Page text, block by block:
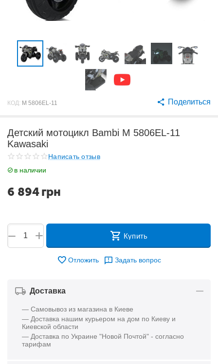
КОД: M 5806EL-11 Поделиться
Детский мотоцикл Bambi M 5806EL-11
Kawasaki
Написать отзыв
в наличии
6 894грн
+
− Купить
Отложить Задать вопрос
Доставка
— Самовывоз из магазина в Киеве
— Доставка нашим курьером на дом по Киеву и
Киевской области
— Доставка по Украине "Новой Почтой" - согласно
тарифам